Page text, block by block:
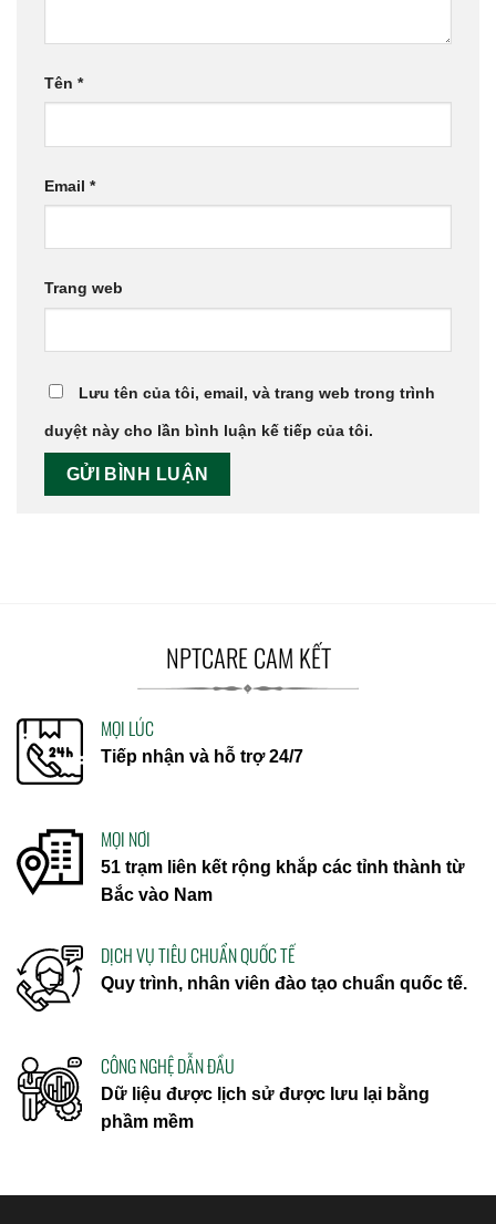
Tên *
Email *
Trang web
Lưu tên của tôi, email, và trang web trong trình
duyệt này cho lần bình luận kế tiếp của tôi.
NPTCARE CAM KẾT
MỌI LÚC
Tiếp nhận và hỗ trợ 24/7
MỌI NƠI
51 trạm liên kết rộng khắp các tỉnh thành từ
Bắc vào Nam
DỊCH VỤ TIÊU CHUẨN QUỐC TẾ
Quy trình, nhân viên đào tạo chuẩn quốc tế.
CÔNG NGHỆ DẪN ĐẦU
Dữ liệu được lịch sử được lưu lại bằng
phầm mềm